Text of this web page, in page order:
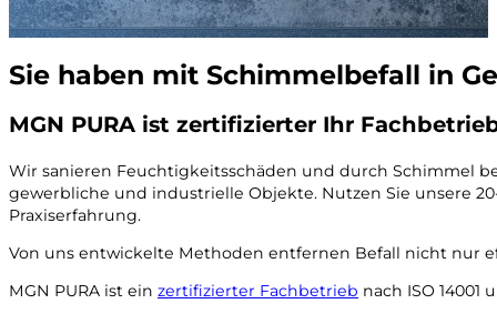
Sie haben mit Schimmelbefall in
MGN PURA ist zertifizierter Ihr
Wir sanieren Feuchtigkeitsschäden und durch Schimmel
gewerbliche und industrielle Objekte. Nutzen Sie unsere
Praxiserfahrung.
Von uns entwickelte Methoden entfernen Befall nicht nur
MGN PURA ist ein zertifizierter Fachbetrieb nach ISO 14001